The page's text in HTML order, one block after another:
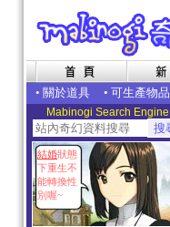
• 關於道具 • 可生產物品
Mabinogi Search Engine
結婚狀態
下重生不
能轉換性
別喔~